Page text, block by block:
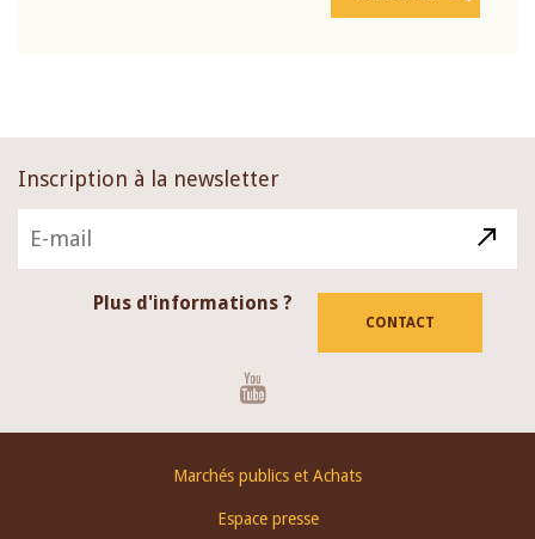
Inscription à la newsletter
Plus d'informations ?
CONTACT
Marchés publics et Achats
Espace presse